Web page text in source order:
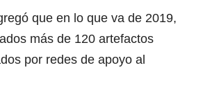
que en lo que va de 2019,
más de 120 artefactos
por redes de apoyo al